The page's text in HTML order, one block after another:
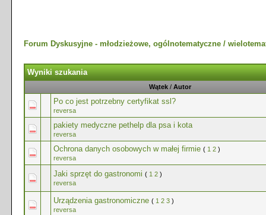
Forum Dyskusyjne - młodzieżowe, ogólnotematyczne /
Wyniki szukania
Wątek / Autor
Po co jest potrzebny certyfikat ssl?
reversa
pakiety medyczne pethelp dla psa i kota
reversa
Ochrona danych osobowych w małej firmie ( 1 2 )
reversa
Jaki sprzęt do gastronomi ( 1 2 )
reversa
Urządzenia gastronomiczne ( 1 2 3 )
reversa